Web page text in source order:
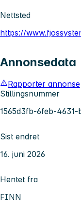
Nettsted
https://
Annonsedata
Rapporter annonse
Stillingsnummer
1565d3fb-6feb-4631-
Sist endret
16. juni 2026
Hentet fra
FINN